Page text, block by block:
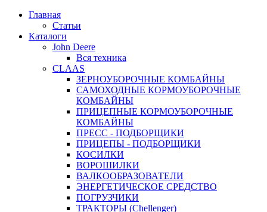
Главная
Статьи
Каталоги
John Deere
Вся техника
CLAAS
ЗЕРНОУБОРОЧНЫЕ КОМБАЙНЫ
САМОХОДНЫЕ КОРМОУБОРОЧНЫЕ
КОМБАЙНЫ
ПРИЦЕПНЫЕ КОРМОУБОРОЧНЫЕ
КОМБАЙНЫ
ПРЕСС - ПОДБОРЩИКИ
ПРИЦЕПЫ - ПОДБОРЩИКИ
КОСИЛКИ
ВОРОШИЛКИ
ВАЛКООБРАЗОВАТЕЛИ
ЭНЕРГЕТИЧЕСКОЕ СРЕДСТВО
ПОГРУЗЧИКИ
ТРАКТОРЫ (Chellenger)